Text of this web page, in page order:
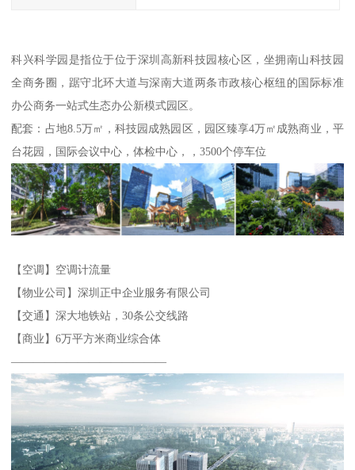
科兴科学园是指位于位于深圳高新科技园核心区，坐拥南山科技园
全商务圈，踞守北环大道与深南大道两条市政核心枢纽的国际标准
办公商务一站式生态办公新模式园区。
配套：占地8.5万㎡，科技园成熟园区，园区臻享4万㎡成熟商业，平
台花园，国际会议中心，体检中心，，3500个停车位
【空调】空调计流量
【物业公司】深圳正中企业服务有限公司
【交通】深大地铁站，30条公交线路
【商业】6万平方米商业综合体
——————————————